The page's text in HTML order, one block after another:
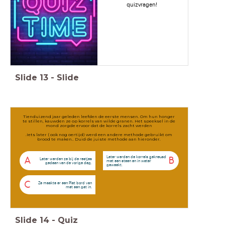
quizvragen!
Slide 13 - Slide
Tienduizend jaar geleden leefden de eerste mensen. Om hun honger
te stillen, kauwden ze op korrels van wilde granen. Het speeksel in de
mond zorgde ervoor dat de korrels zacht werden
.Iets later ( ook nog oertijd) werd een andere methode gebruikt om
brood te maken.. Duid de juiste methode aan hieronder.
A
Later werden ze bij de restjes
gedaan van de vorige dag.
B
Later werden de korrels gekneusd
met een steen en in water
geweekt.
C
Ze maakte er een Plat bord van
met een gat in.
Slide 14 - Quiz